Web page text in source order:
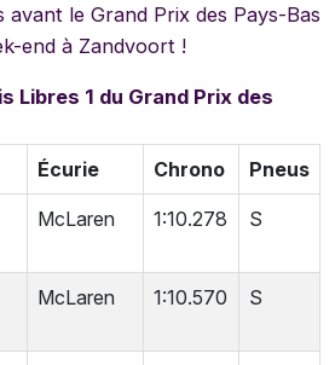
avant le Grand Prix des Pays-Bas
end à Zandvoort !
Libres 1 du Grand Prix des
Écurie Chrono Pneus
McLaren 1:10.278 S
McLaren 1:10.570 S